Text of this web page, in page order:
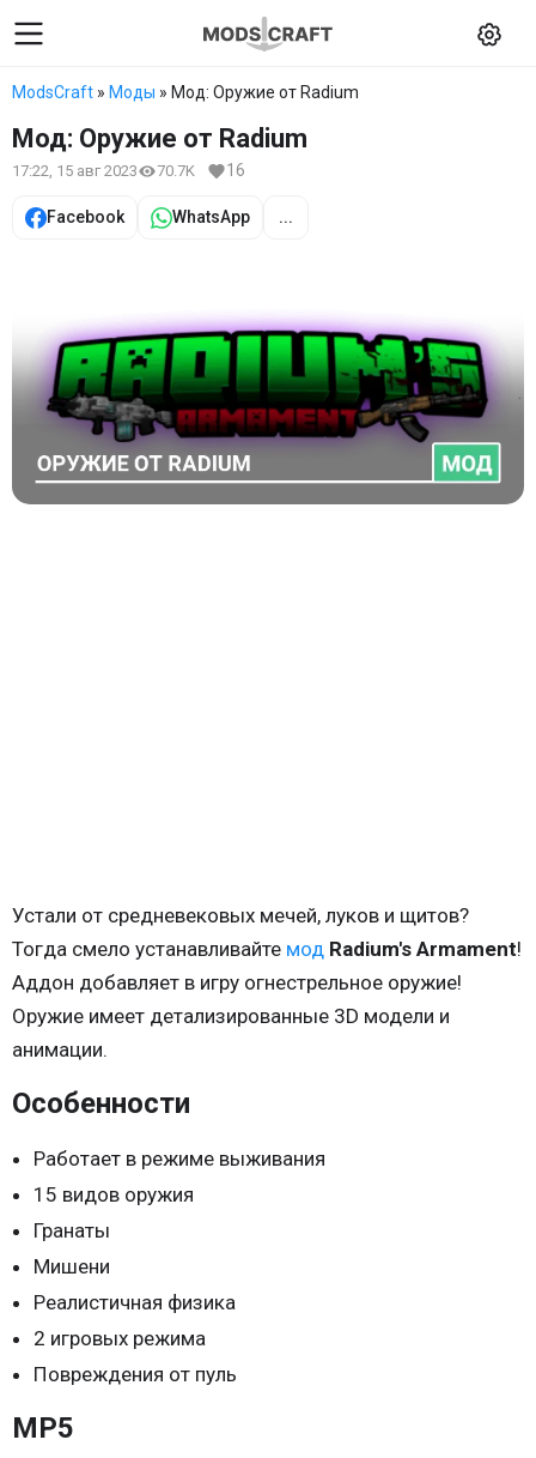
ModsCraft » Моды » Мод: Оружие от Radium
Мод: Оружие от Radium
17:22, 15 авг 2023 70.7K 16
Facebook WhatsApp ...
Устали от средневековых мечей, луков и щитов?
Тогда смело устанавливайте мод Radium's Armament!
Аддон добавляет в игру огнестрельное оружие!
Оружие имеет детализированные 3D модели и
анимации.
Особенности
Работает в режиме выживания
15 видов оружия
Гранаты
Мишени
Реалистичная физика
2 игровых режима
Повреждения от пуль
MP5